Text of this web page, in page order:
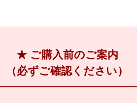
★ ご購入前のご案内
（必ずご確認ください）